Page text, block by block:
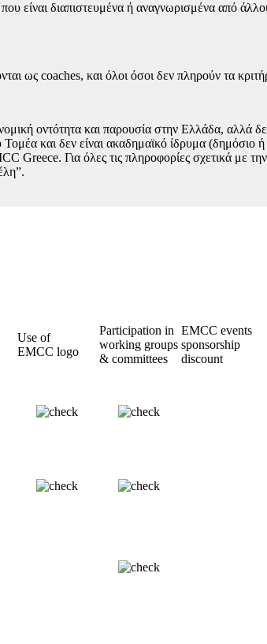
είναι διαπιστευμένα ή αναγνωρισμένα από
ως coaches, και όλοι όσοι δεν πληρούν τα
οντότητα και παρουσία στην Ελλάδα, αλλά
και δεν είναι ακαδημαϊκό ίδρυμα (δημόσιο ή
Για όλες τις πληροφορίες σχετικά με
Use of
EMCC logo
Participation in
working groups
& committees
EMCC events
sponsorship
discount